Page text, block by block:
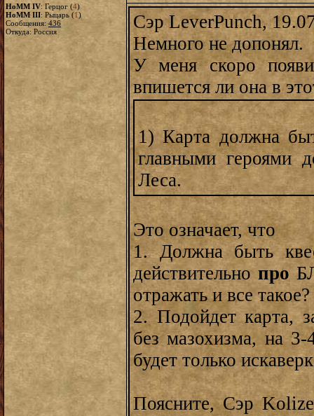
HoMM IV: Герцог (4)
HoMM III: Рыцарь (1)
Сообщения:436
Откуда: Россия
Сэр LeverPunch,
Немного не допонял.
У меня скоро
впишется ли она в
1) Карта должна
главными героями
Леса.
Это означает, что
1. Должна быть
действительнопро
отражать и все
2. Подойдет карта,
без мазохизма, на
будет только
Поясните, Сэр